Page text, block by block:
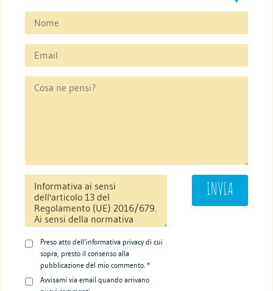
Preso atto dell’informativa privacy di cui
sopra, presto il consenso alla
pubblicazione del mio commento. *
Avvisami via email quando arrivano